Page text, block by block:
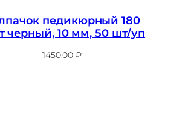
педикюрный 180
черный, 10 мм, 50 шт/уп
1450,00₽